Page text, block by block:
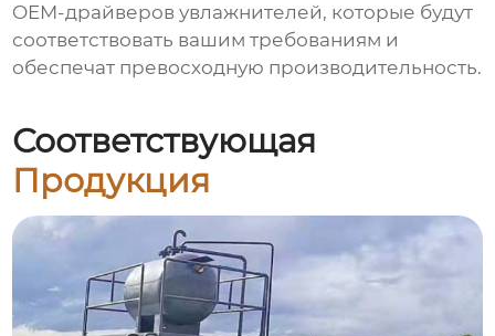
OEM-драйверов увлажнителей, которые будут
соответствовать вашим требованиям и
обеспечат превосходную производительность.
Соответствующая
Продукция